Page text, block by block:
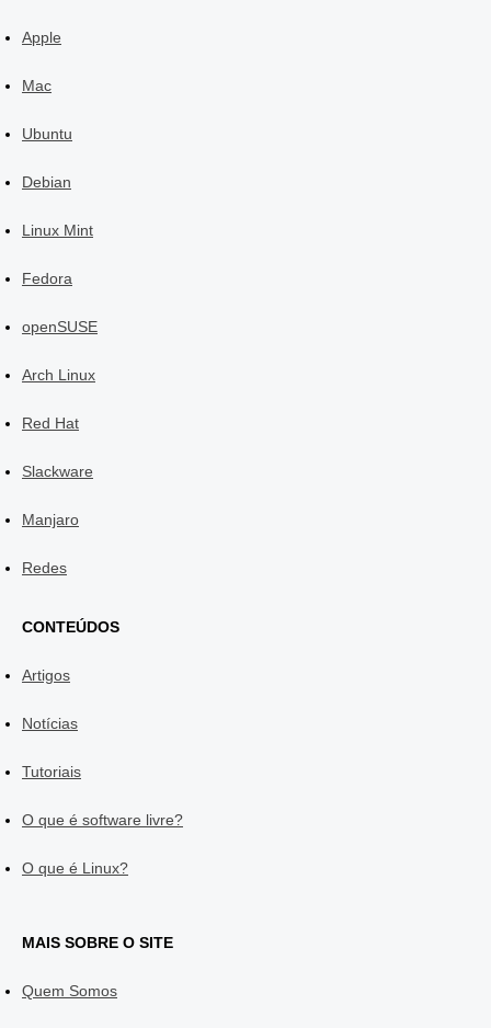
Apple
Mac
Ubuntu
Debian
Linux Mint
Fedora
openSUSE
Arch Linux
Red Hat
Slackware
Manjaro
Redes
CONTEÚDOS
Artigos
Notícias
Tutoriais
O que é software livre?
O que é Linux?
MAIS SOBRE O SITE
Quem Somos